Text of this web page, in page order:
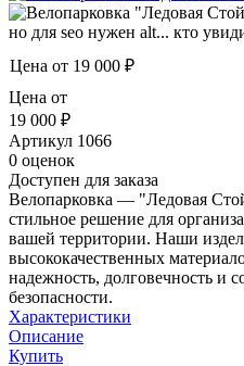
Цена от 19 000 ₽
Цена от
19 000 ₽
Артикул 1066
0 оценок
Доступен для заказа
Велопарковка — "Ледовая
стильное решение для
вашей территории. Наши
высококачественных
надежность, долговечность и
безопасности.
Характеристики
Описание
Купить